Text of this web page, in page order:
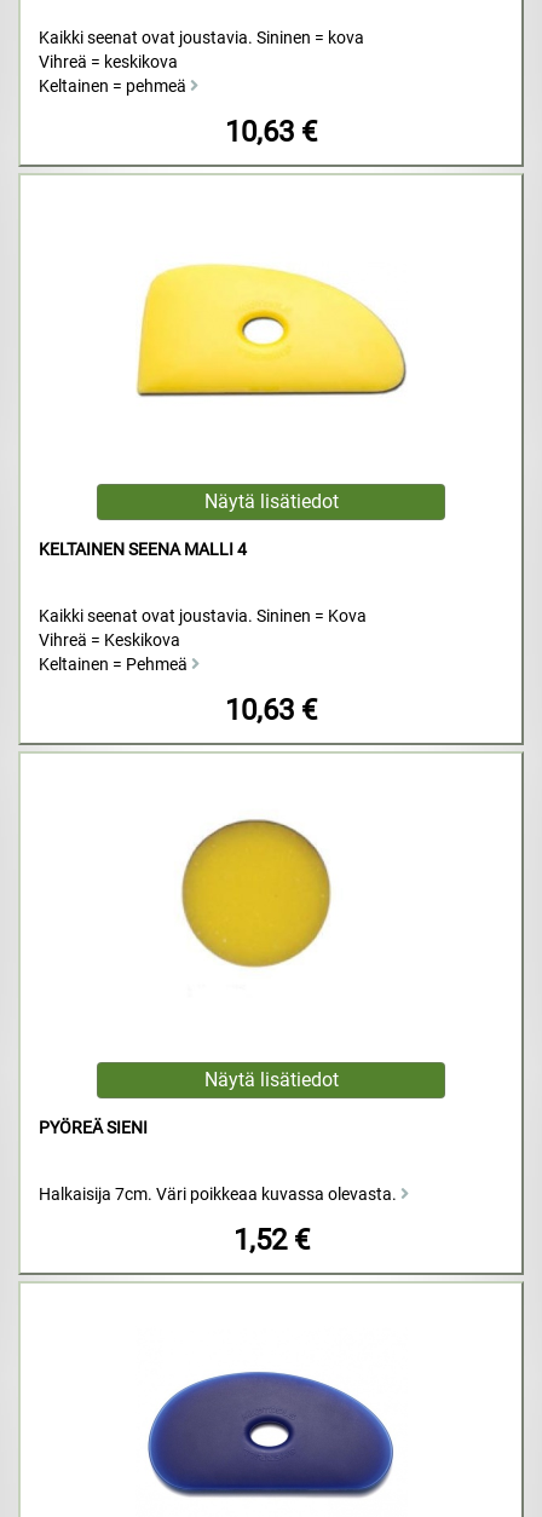
Kaikki seenat ovat joustavia. Sininen = kova
Vihreä = keskikova
Keltainen = pehmeä
10,63 €
KELTAINEN SEENA MALLI 4
Kaikki seenat ovat joustavia. Sininen = Kova
Vihreä = Keskikova
Keltainen = Pehmeä
10,63 €
PYÖREÄ SIENI
Halkaisija 7cm. Väri poikkeaa kuvassa olevasta.
1,52 €